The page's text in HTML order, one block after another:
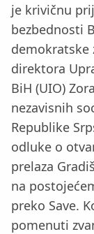
je krivičnu
bezbednosti
demokratske
direktora
BiH (UIO)
nezavisnih
Republike
odluke o
prelaza
na
preko Save.
pomenuti